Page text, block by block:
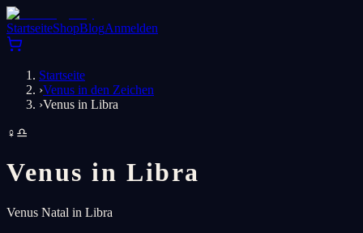
StartseiteShopBlogAnmelden
Startseite
›Venus in den Zeichen
›Venus in Libra
♀ ♎
Venus inLibra
Venus Natal in Libra